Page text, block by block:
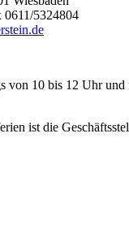
0611/5324804
von 10 bis 12 Uhr und
ist die